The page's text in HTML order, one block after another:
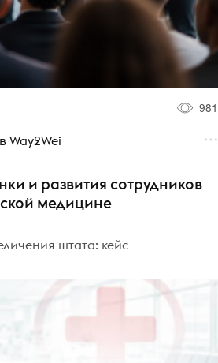
981
Way2Wei
и развития сотрудников
медицине
штата: кейс